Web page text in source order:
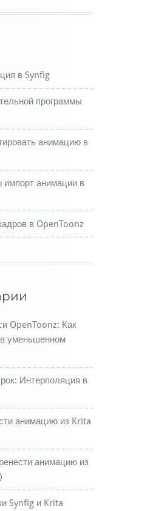
в Synfig
программы
анимацию в
импорт анимации в
в OpenToonz
OpenToonz: Как
уменьшенном
Интерполяция в
анимацию из Krita
анимацию из
Synfig и Krita